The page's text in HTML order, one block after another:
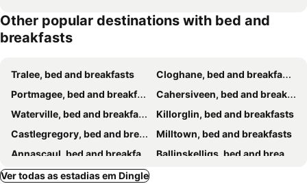
Other popular destinations with bed and
breakfasts
Tralee, bed and breakfasts
Cloghane, bed and breakfasts
Portmagee, bed and breakfasts
Cahersiveen, bed and breakfasts
Waterville, bed and breakfasts
Killorglin, bed and breakfasts
Castlegregory, bed and breakfasts
Milltown, bed and breakfasts
Annascaul, bed and breakfasts
Ballinskelligs, bed and breakfasts
Kells, bed and breakfasts
Ver todas as estadias em Dingle